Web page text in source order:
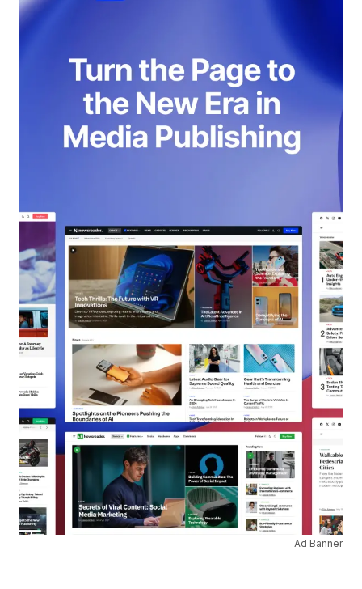
Ad Banner